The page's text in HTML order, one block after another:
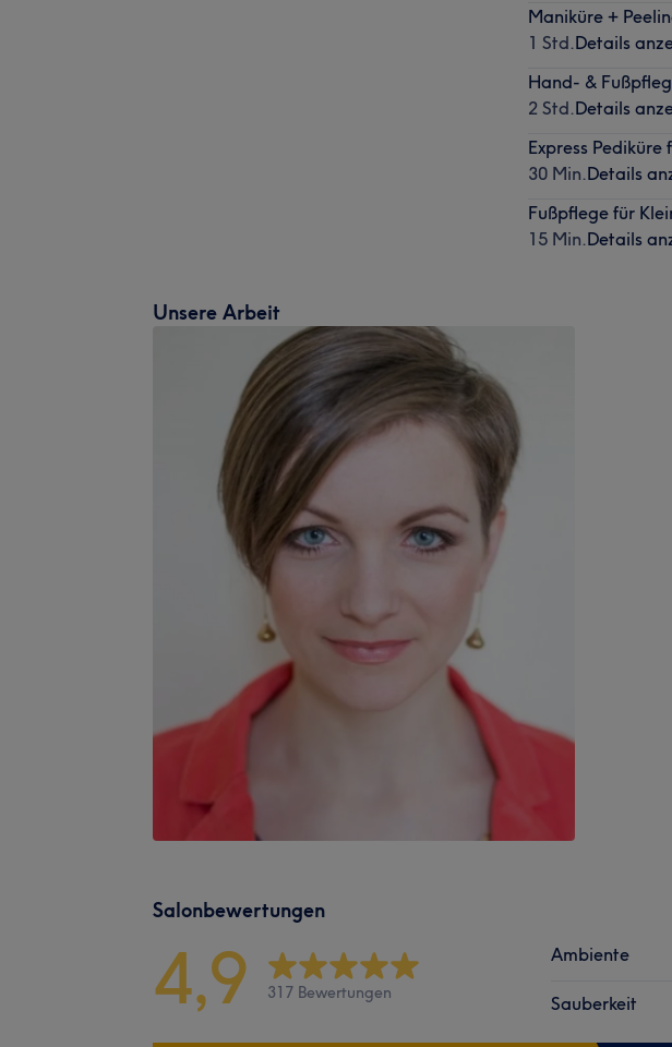
Maniküre +
1 Std.Details
Hand- &
2 Std.Details
Express Pediküre
30 Min.Details
Fußpflege für
15 Min.Details
Unsere Arbeit
Salonbewertungen
4,9 317 Bewertungen
Ambiente
Sauberkeit